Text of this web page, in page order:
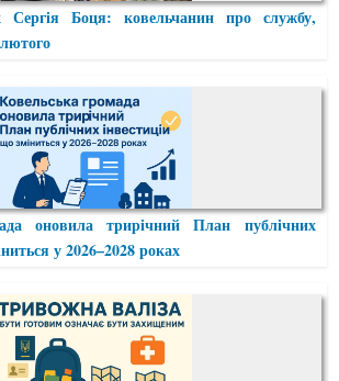
Сергія Боця: ковельчанин про службу,
оновила трирічний План публічних
у 2026–2028 роках